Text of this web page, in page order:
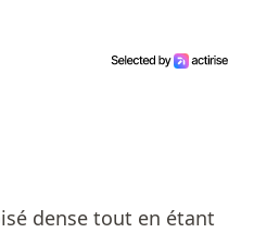
dense tout en étant